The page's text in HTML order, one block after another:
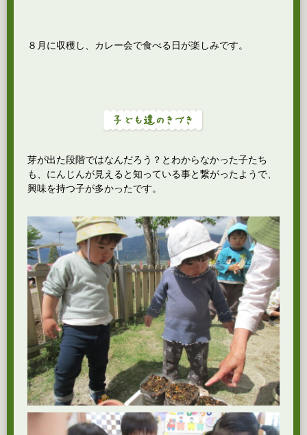
８月に収穫し、カレー会で食べる日が楽しみです。
芽が出た段階ではなんだろう？とわからなかった子たち
も、にんじんが見えると知っている事と繋がったようで、
興味を持つ子が多かったです。